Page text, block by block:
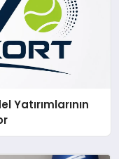
Yatırımlarının